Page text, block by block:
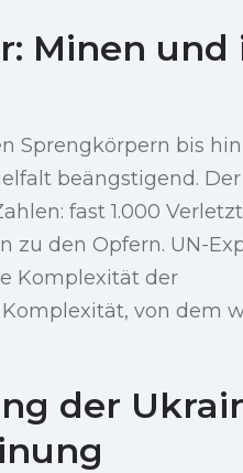
Minen und
Sprengkörpern bis
beängstigend.
fast 1.000
zu den Opfern. UN-
Komplexität der
von dem
der